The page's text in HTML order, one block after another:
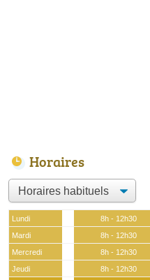
Horaires
Lundi 8h - 12h30
Mardi
8h - 12h30
Mercredi
8h - 12h30
Jeudi
8h - 12h30